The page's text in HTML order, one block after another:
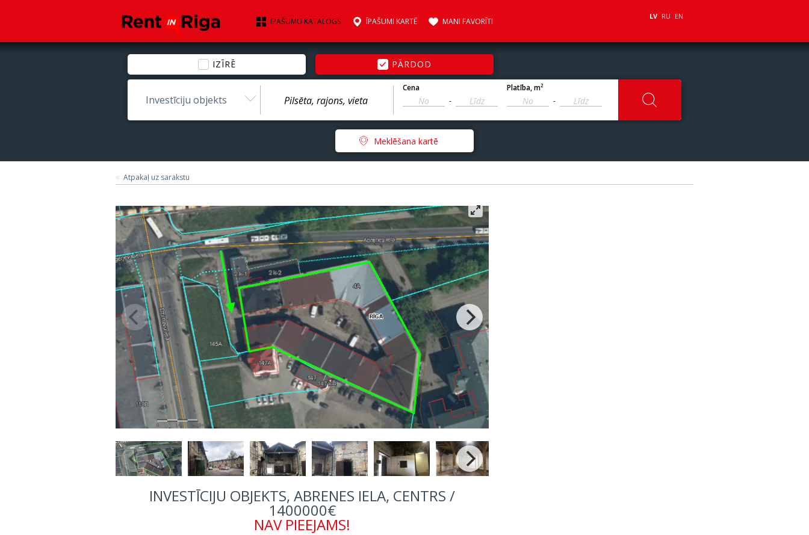
ĪPAŠUMU KATALOGS ĪPAŠUMI KARTĒ MANI FAVORĪTI
LV RU EN
IZĪRĒ PĀRDOD
Investīciju objekts
Cena
-
Platība, m2
-
Meklēšana kartē
Atpakaļ uz sarakstu
INVESTĪCIJU OBJEKTS, ABRENES IELA, CENTRS /
1400000€
NAV PIEEJAMS!